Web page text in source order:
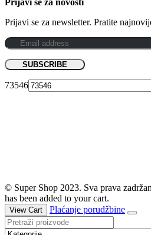
Prijavi se za novosti
Prijavi se za newsletter. Pratite
73546
© Super Shop 2023. Sva prava
has been added to your cart.
View Cart Plaćanje porudžbine